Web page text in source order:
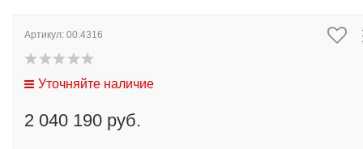
Артикул: 00.4316
Уточняйте наличие
2 040 190 руб.